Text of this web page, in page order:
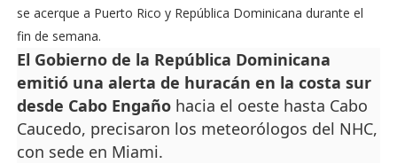
se acerque a Puerto Rico y República Dominicana durante el
fin de semana.
El Gobierno de la República Dominicana
emitió una alerta de huracán en la costa sur
desde Cabo Engañohacia el oeste hasta Cabo
Caucedo, precisaron los meteorólogos del NHC,
con sede en Miami.